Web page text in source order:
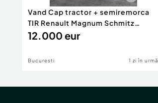
Vand Cap tractor + semiremorca
TIR Renault Magnum Schmitz
Varios 460 cai euro 5
12.000 eur
Bucuresti 1 zi în urmă